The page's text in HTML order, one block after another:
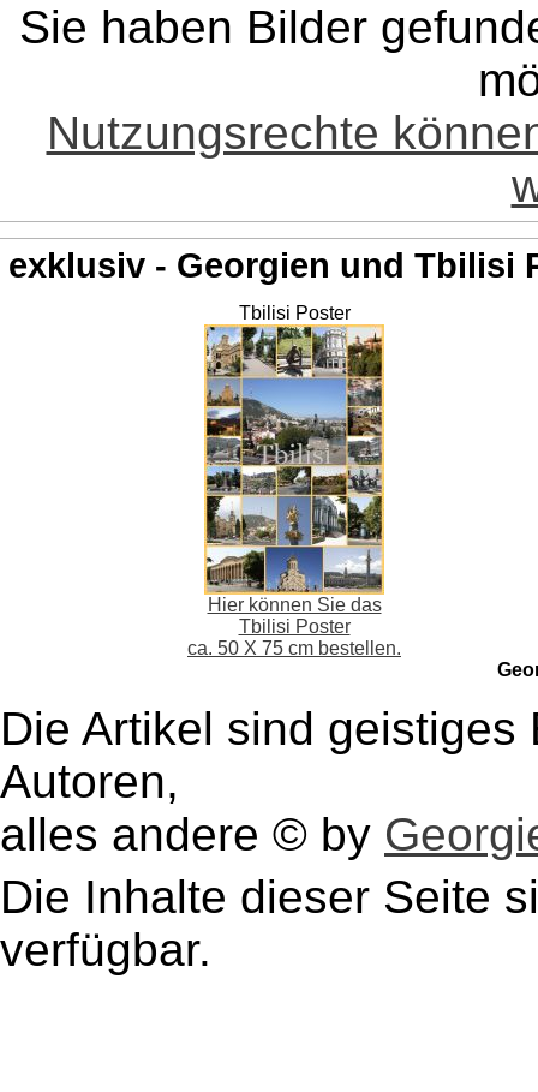
Sie haben Bilder
Nutzungsrechte
exklusiv - Georgien und Tbilisi
Tbilisi Poster
Hier können Sie das
Tbilisi Poster
ca. 50 X 75 cm bestellen.
Die Artikel sind
Autoren,
alles andere © by
Die Inhalte dieser Seite
verfügbar.